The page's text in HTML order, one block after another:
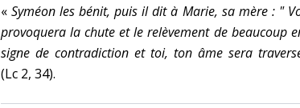
«Syméon les bénit, puis il dit à Marie, sa mère : "
provoquera la chute et le relèvement de beaucoup
signe de contradiction et toi, ton âme sera
(Lc 2, 34).